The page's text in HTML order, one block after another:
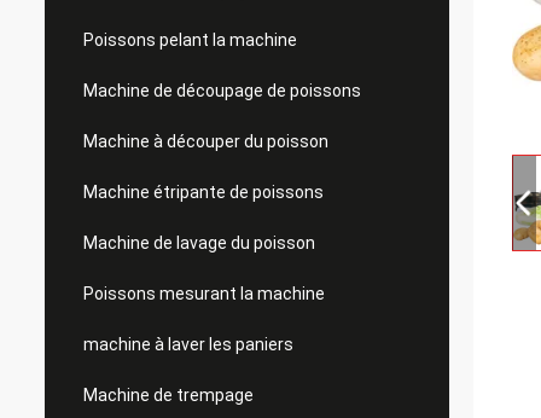
Poissons pelant la machine
Machine de découpage de poissons
Machine à découper du poisson
Machine étripante de poissons
Machine de lavage du poisson
Poissons mesurant la machine
machine à laver les paniers
Machine de trempage